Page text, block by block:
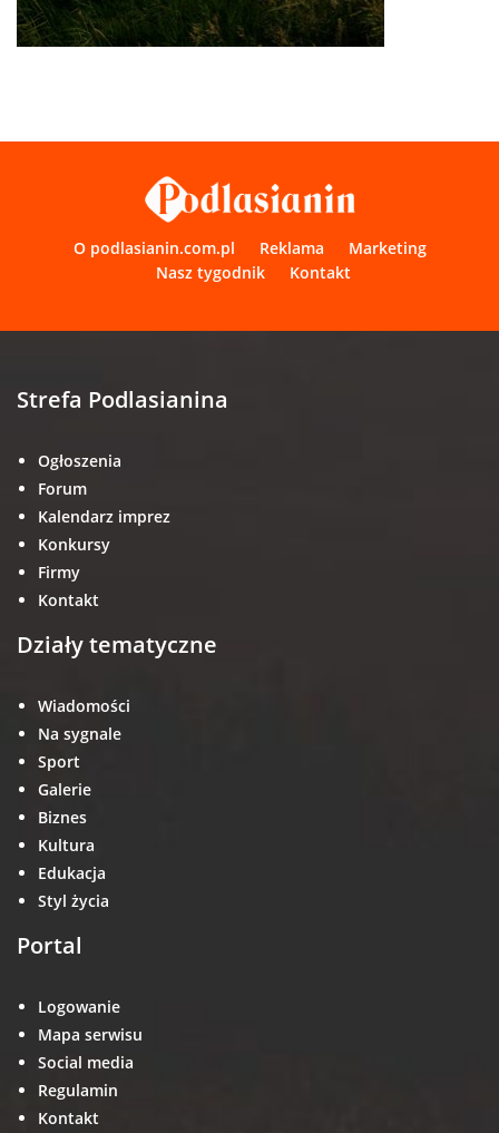
O podlasianin.com.pl Reklama
Marketing
Nasz tygodnik
Kontakt
Strefa Podlasianina
Ogłoszenia
Forum
Kalendarz imprez
Konkursy
Firmy
Kontakt
Działy tematyczne
Wiadomości
Na sygnale
Sport
Galerie
Biznes
Kultura
Edukacja
Styl życia
Portal
Logowanie
Mapa serwisu
Social media
Regulamin
Kontakt